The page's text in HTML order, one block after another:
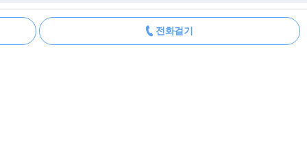
더보기
전화걸기